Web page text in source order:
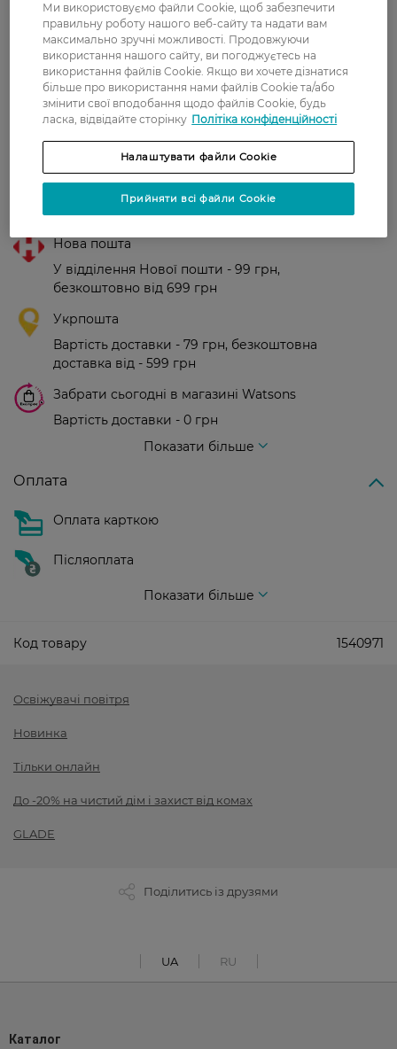
Рейтинг та відгуки
0 0 відгуків
Нова пошта
У відділення Нової пошти - 99 грн,
безкоштовно від 699 грн
Укрпошта
Вартість доставки - 79 грн, безкоштовна
доставка від - 599 грн
Забрати сьогодні в магазині Watsons
Вартість доставки - 0 грн
Показати більше
Оплата
Оплата карткою
Післяоплата
Показати більше
Код товару 1540971
Освіжувачі повітря
Новинка
Тільки онлайн
До -20% на чистий дім і захист від комах
GLADE
Поділитись із друзями
UA RU
Каталог
Ми використовуємо файли Cookie, щоб забезпечити
правильну роботу нашого веб-сайту та надати вам
максимально зручні можливості. Продовжуючи
використання нашого сайту, ви погоджуєтесь на
використання файлів Cookie. Якщо ви хочете дізнатися
більше про використання нами файлів Cookie та/або
змінити свої вподобання щодо файлів Cookie, будь
ласка, відвідайте сторінку Політіка конфіденційності
Налаштувати файли Cookie
Прийняти всі файли Cookie